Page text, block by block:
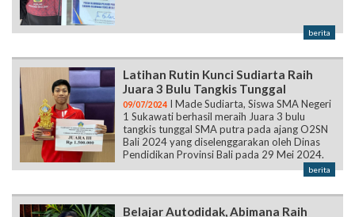
berita
Latihan Rutin Kunci Sudiarta Raih
Juara 3 Bulu Tangkis Tunggal
09/07/2024 I Made Sudiarta, Siswa SMA Negeri
1 Sukawati berhasil meraih Juara 3 bulu
tangkis tunggal SMA putra pada ajang O2SN
Bali 2024 yang diselenggarakan oleh Dinas
Pendidikan Provinsi Bali pada 29 Mei 2024.
berita
Belajar Autodidak, Abimana Raih